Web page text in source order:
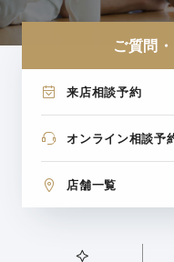
ご質問
来店相談予約
オンライン相談予
店舗一覧